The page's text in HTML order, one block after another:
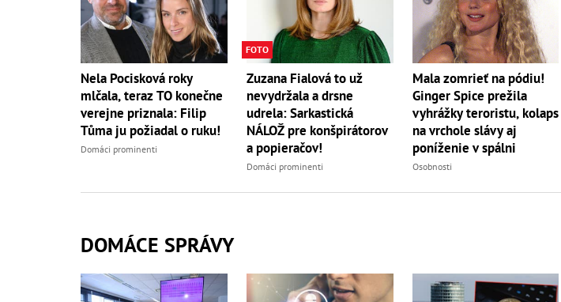
Nela Pocisková roky
mlčala, teraz TO konečne
verejne priznala: Filip
Tůma ju požiadal o ruku!
Domáci prominenti
FOTO
Zuzana Fialová to už
nevydržala a drsne
udrela: Sarkastická
NÁLOŽ pre konšpirátorov
a popieračov!
Domáci prominenti
Mala zomrieť na pódiu!
Ginger Spice prežila
vyhrážky teroristu, kolaps
na vrchole slávy aj
poníženie v spálni
Osobnosti
DOMÁCE SPRÁVY